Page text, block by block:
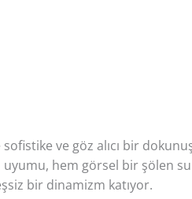
ve göz alıcı bir
uyumu, hem görsel bir şölen
bir dinamizm katıyor.